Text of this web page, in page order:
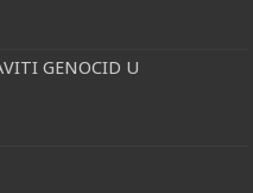
GENOCID U